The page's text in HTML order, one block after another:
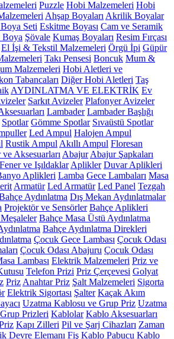
Puzzle Hobi Malzemeleri Hobi
Ahşap Boyaları Akrilik Boyalar
Seti Eskitme Boyası Cam ve Seramik
Şövale Kumaş Boyaları Resim Fırçası
El İşi & Tekstil Malzemeleri Örgü İpi Güpür
Takı Pensesi Boncuk Mum &
Malzemeleri Hobi Aletleri ve
Tabancaları Diğer Hobi Aletleri Taş
AYDINLATMA VE ELEKTRİK Ev
Sarkıt Avizeler Plafonyer Avizeler
Lambader Lambader Başlığı
Spotlar Gömme Spotlar Sıvaüstü Spotlar
Led Ampul Halojen Ampul
Rustik Ampul Akıllı Ampul Floresan
Aksesuarları Abajur Abajur Şapkaları
Fener ve Işıldaklar Aplikler Duvar Aplikleri
Aplikleri Lamba Gece Lambaları Masa
Armatür Led Armatür Led Panel Tezgah
Aydınlatma Dış Mekan Aydınlatmalar
Projektör ve Sensörler Bahçe Aplikleri
Bahçe Masa Üstü Aydınlatma
Bahçe Aydınlatma Direkleri
Çocuk Gece Lambası Çocuk Odası
Çocuk Odası Abajuru Çocuk Odası
Lambası Elektrik Malzemeleri Priz ve
Telefon Prizi Priz Çerçevesi Golyat
Priz Anahtar Priz Şalt Malzemeleri Sigorta
Elektrik Sigortası Şalter Kaçak Akım
Uzatma Kablosu ve Grup Priz Uzatma
Prizleri Kablolar Kablo Aksesuarları
Kapı Zilleri Pil ve Şarj Cihazları Zaman
Devre Elemanı Fiş Kablo Pabucu Kablo